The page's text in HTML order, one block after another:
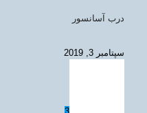
درب آسانسور
سپتامبر 3, 2019